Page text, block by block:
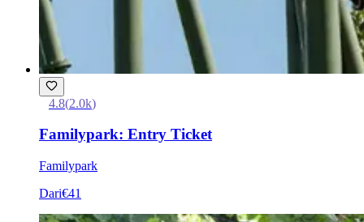
4.8(2.0k)
Familypark: Entry Ticket
Familypark
Dari€41